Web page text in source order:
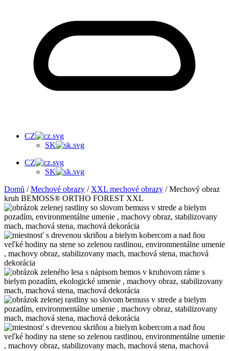
CZ
SK
CZ
SK
Domů /Mechové obrazy / XXL mechové obrazy / Mechový obraz
kruh BEMOSS® ORTHO FOREST XXL